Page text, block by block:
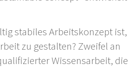
stabiles Arbeitskonzept ist,
zu gestalten? Zweifel an
Wissensarbeit, die